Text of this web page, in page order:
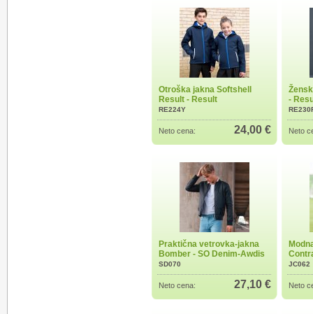
Otroška jakna Softshell
Result - Result
RE224Y
Neto cena: 24,00 €
-
Neto
Praktična vetrovka-jakna
Bomber - SO Denim-Awdis
SD070
Neto cena: 27,10 €
JC062
Neto